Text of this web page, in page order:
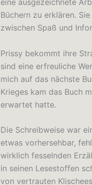
eine ausgezeichnete
Büchern zu erklären.
zwischen Spaß und
Prissy bekommt ihre
sind eine erfreuliche
mich auf das nächste
Krieges kam das Buch
erwartet hatte.
Die Schreibweise war
etwas vorhersehbar,
wirklich fesselnden
in seinen Lesestoffen
von vertrauten